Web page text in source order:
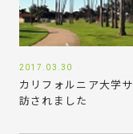
2017.03.30
カリフォルニア大学
訪されました